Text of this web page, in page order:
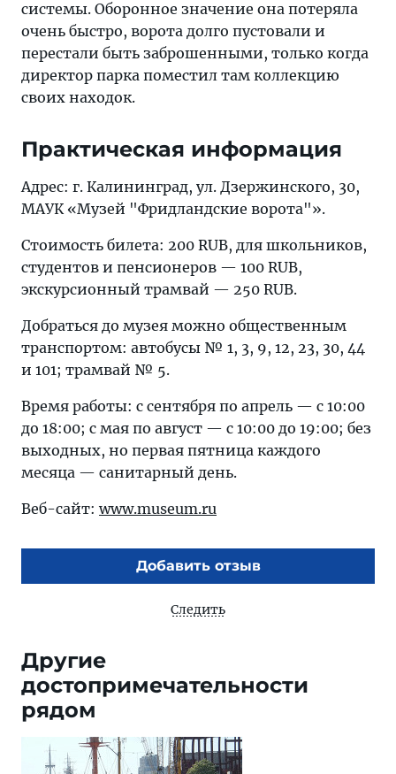
системы. Оборонное значение она потеряла
очень быстро, ворота долго пустовали и
перестали быть заброшенными, только когда
директор парка поместил там коллекцию
своих находок.
Практическая информация
Адрес: г. Калининград, ул. Дзержинского, 30,
МАУК «Музей "Фридландские ворота"».
Стоимость билета: 200 RUB, для школьников,
студентов и пенсионеров — 100 RUB,
экскурсионный трамвай — 250 RUB.
Добраться до музея можно общественным
транспортом: автобусы № 1, 3, 9, 12, 23, 30, 44
и 101; трамвай № 5.
Время работы: с сентября по апрель — с 10:00
до 18:00; с мая по август — с 10:00 до 19:00; без
выходных, но первая пятница каждого
месяца — санитарный день.
Веб-сайт: www.museum.ru
Добавить отзыв
Следить
Другие
достопримечательности
рядом